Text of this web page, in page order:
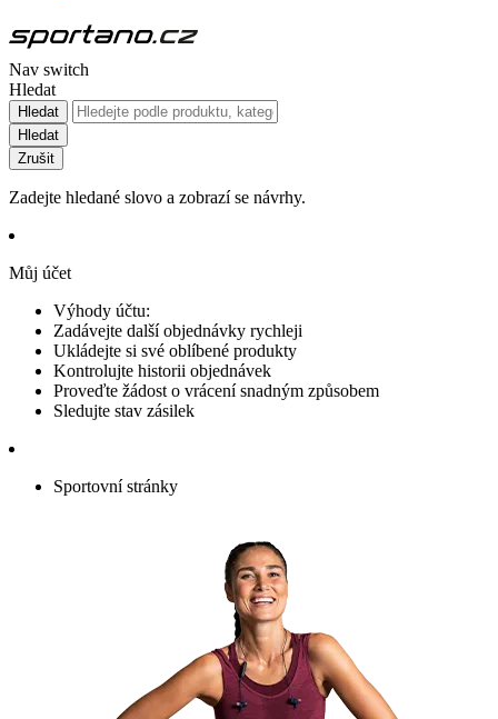
Nav switch
Hledat
Hledat
Hledat
Zrušit
Zadejte hledané slovo a zobrazí se návrhy.
Můj účet
Výhody účtu:
Zadávejte další objednávky rychleji
Ukládejte si své oblíbené produkty
Kontrolujte historii objednávek
Proveďte žádost o vrácení snadným způsobem
Sledujte stav zásilek
Sportovní stránky